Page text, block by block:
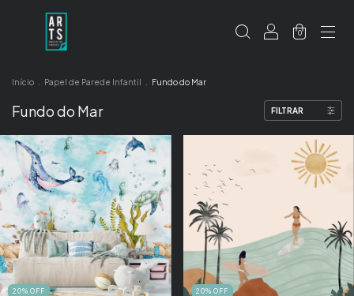
0
Início Papel de Parede Infantil Fundo do Mar
Fundo do Mar FILTRAR
20% OFF 20% OFF